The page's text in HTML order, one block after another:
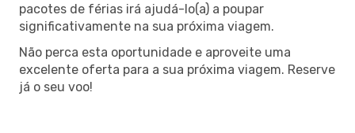
pacotes de férias irá ajudá-lo(a) a poupar
significativamente na sua próxima viagem.
Não perca esta oportunidade e aproveite uma
excelente oferta para a sua próxima viagem. Reserve
já o seu voo!